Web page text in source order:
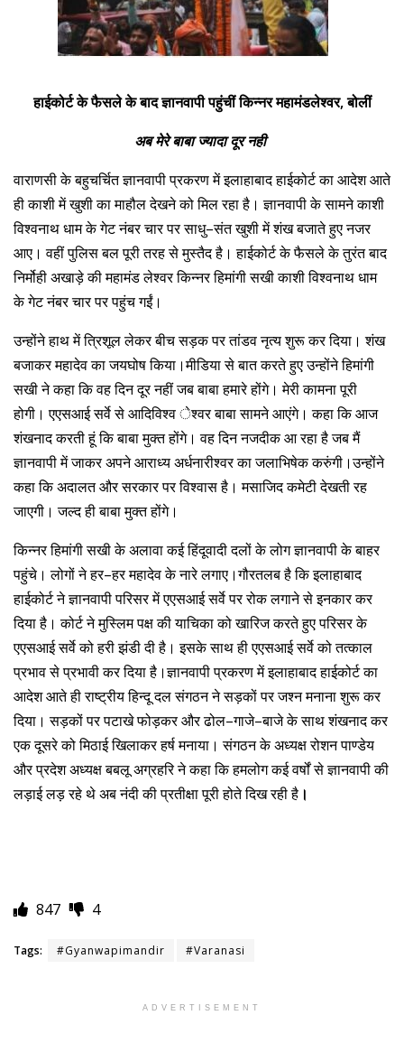
हाईकोर्ट के फैसले के बाद ज्ञानवापी पहुंचीं किन्नर महामंडलेश्वर,बोलीं
अब मेरे बाबा ज्यादा दूर नही
वाराणसी के बहुचर्चित ज्ञानवापी प्रकरण में इलाहाबाद हाईकोर्ट का आदेश आते
ही काशी में खुशी का माहौल देखने को मिल रहा है। ज्ञानवापी के सामने काशी
विश्वनाथ धाम के गेट नंबर चार पर साधु–संत खुशी में शंख बजाते हुए नजर
आए। वहीं पुलिस बल पूरी तरह से मुस्तैद है। हाईकोर्ट के फैसले के तुरंत बाद
निर्मोही अखाड़े की महामंड लेश्वर किन्नर हिमांगी सखी काशी विश्वनाथ धाम
के गेट नंबर चार पर पहुंच गईं।
उन्होंने हाथ में त्रिशूल लेकर बीच सड़क पर तांडव नृत्य शुरू कर दिया। शंख
बजाकर महादेव का जयघोष किया।मीडिया से बात करते हुए उन्होंने हिमांगी
सखी ने कहा कि वह दिन दूर नहीं जब बाबा हमारे होंगे। मेरी कामना पूरी
होगी। एएसआई सर्वे से आदिविश्व ेश्वर बाबा सामने आएंगे। कहा कि आज
शंखनाद करती हूं कि बाबा मुक्त होंगे। वह दिन नजदीक आ रहा है जब मैं
ज्ञानवापी में जाकर अपने आराध्य अर्धनारीश्वर का जलाभिषेक करुंगी।उन्होंने
कहा कि अदालत और सरकार पर विश्वास है। मसाजिद कमेटी देखती रह
जाएगी। जल्द ही बाबा मुक्त होंगे।
किन्नर हिमांगी सखी के अलावा कई हिंदूवादी दलों के लोग ज्ञानवापी के बाहर
पहुंचे। लोगों ने हर–हर महादेव के नारे लगाए।गौरतलब है कि इलाहाबाद
हाईकोर्ट ने ज्ञानवापी परिसर में एएसआई सर्वे पर रोक लगाने से इनकार कर
दिया है। कोर्ट ने मुस्लिम पक्ष की याचिका को खारिज करते हुए परिसर के
एएसआई सर्वे को हरी झंडी दी है। इसके साथ ही एएसआई सर्वे को तत्काल
प्रभाव से प्रभावी कर दिया है।ज्ञानवापी प्रकरण में इलाहाबाद हाईकोर्ट का
आदेश आते ही राष्ट्रीय हिन्दू दल संगठन ने सड़कों पर जश्न मनाना शुरू कर
दिया। सड़कों पर पटाखे फोड़कर और ढोल–गाजे–बाजे के साथ शंखनाद कर
एक दूसरे को मिठाई खिलाकर हर्ष मनाया। संगठन के अध्यक्ष रोशन पाण्डेय
और प्रदेश अध्यक्ष बबलू अग्रहरि ने कहा कि हमलोग कई वर्षों से ज्ञानवापी की
लड़ाई लड़ रहे थे अब नंदी की प्रतीक्षा पूरी होते दिख रही है ।
847 4
Tags: #Gyanwapimandir #Varanasi
ADVERTISEMENT